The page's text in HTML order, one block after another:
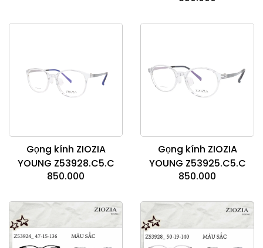
Gọng kính ZIOZIA
YOUNG Z53928.C5.C
850.000
Gọng kính ZIOZIA
YOUNG Z53925.C5.C
850.000